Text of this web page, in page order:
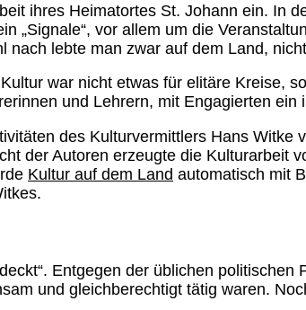
ihres Heimatortes St. Johann ein. In
„Signale“, vor allem um die
lebte man zwar auf dem Land,
war nicht etwas für elitäre Kreise,
und Lehrern, mit Engagierten
des Kulturvermittlers Hans Witke
der Autoren erzeugte die Kulturarbeit
Kultur auf dem Land automatisch mit
Entgegen der üblichen politischen
und gleichberechtigt tätig waren.